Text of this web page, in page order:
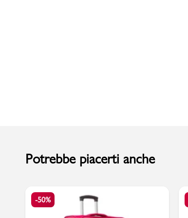
Potrebbe piacerti anche
-50%